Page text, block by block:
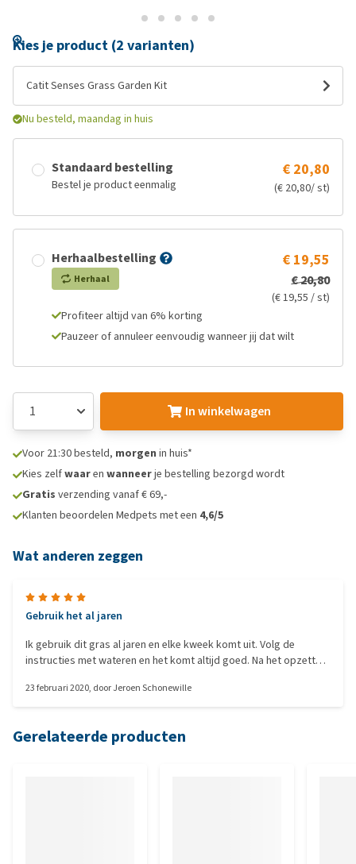
Kies je product (2 varianten)
Catit Senses Grass Garden Kit
Nu besteld, maandag in huis
Standaard bestelling
Bestel je product eenmalig
€ 20,80
(€ 20,80/ st)
Herhaalbestelling
Herhaal
€ 19,55
€ 20,80
(€ 19,55 / st)
Profiteer altijd van 6% korting
Pauzeer of annuleer eenvoudig wanneer jij dat wilt
In winkelwagen
Voor 21:30 besteld, morgen in huis*
Kies zelfwaaren wanneerje bestelling bezorgd wordt
Gratis verzending vanaf € 69,-
Klanten beoordelen Medpets met een 4,6/5
Wat anderen zeggen
Gebruik het al jaren
Ik gebruik dit gras al jaren en elke kweek komt uit. Volg de
instructies met wateren en het komt altijd goed. Na het opzetten
heb je de eerste sprieten van minstens 5 cm. Na ongeveer 1,5
volgende kweek opzet dus per kweek ongeveer 4 weken. Top
23 februari 2020, doorJeroen Schonewille
Gerelateerde producten